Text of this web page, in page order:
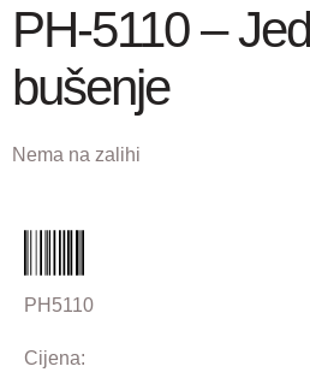
PH-5110 –
bušenje
Nema na zalihi
PH5110
Cijena: